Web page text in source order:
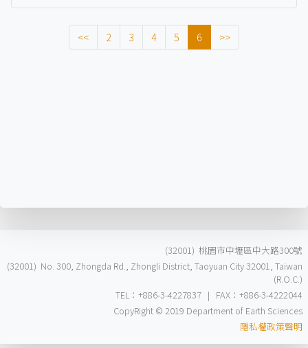
<< 2 3 4 5 6 >>
(32001) 桃園市中壢區中大路300號
(32001) No. 300, Zhongda Rd., Zhongli District, Taoyuan City 32001, Taiwan
(R.O.C.)
TEL：+886-3-4227837 | FAX：+886-3-4222044
CopyRight © 2019 Department of Earth Sciences
隱私權政策聲明